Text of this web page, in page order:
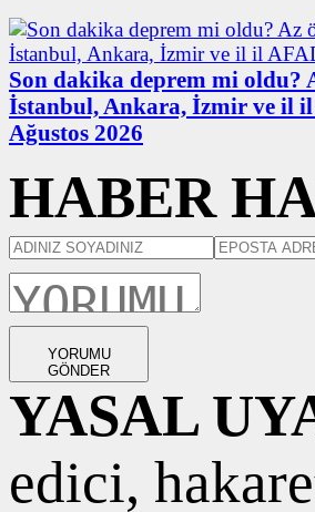
Son dakika deprem mi oldu?
İstanbul, Ankara, İzmir ve il il
Ağustos 2026
HABER
YORUMU
GÖNDER
YASAL
edici,